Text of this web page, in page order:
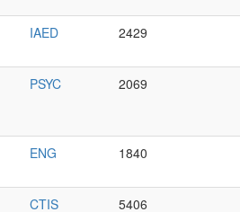
IAED 2429
PSYC 2069
ENG 1840
CTIS 5406